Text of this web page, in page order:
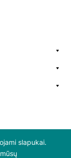
slapukai.